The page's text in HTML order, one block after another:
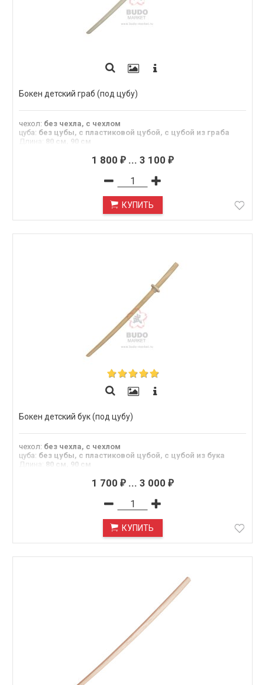
Бокен детский граб (под цубу)
чехол: без чехла, с чехлом
цуба: без цубы, с пластиковой цубой, с цубой из граба
Длина
80 см, 90 см
1 800 ₽... 3 100 ₽
КУПИТЬ
Бокен детский бук (под цубу)
чехол: без чехла, с чехлом
цуба: без цубы, с пластиковой цубой, с цубой из бука
Длина
80 см, 90 см
1 700 ₽... 3 000 ₽
КУПИТЬ